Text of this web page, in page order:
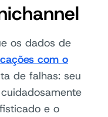
os dados de
com o
de falhas: seu
e o